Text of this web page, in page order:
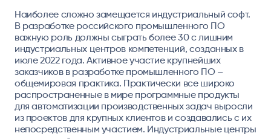
Наиболее сложно замещается индустриальный софт.
В разработке российского промышленного ПО
важную роль должны сыграть более 30 с лишним
индустриальных центров компетенций, созданных в
июле 2022 года. Активное участие крупнейших
заказчиков в разработке промышленного ПО –
общемировая практика. Практически все широко
распространенные в мире программные продукты
для автоматизации производственных задач выросли
из проектов для крупных клиентов и создавались с их
непосредственным участием. Индустриальные центры